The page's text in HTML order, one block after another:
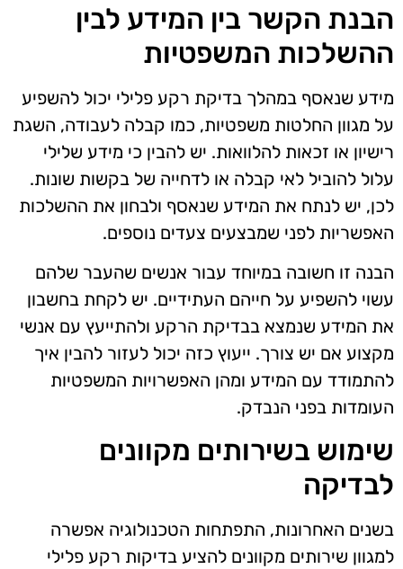
הבנת הקשר בין המידע לבין
ההשלכות המשפטיות
מידע שנאסף במהלך בדיקת רקע פלילי יכול להשפיע
על מגוון החלטות משפטיות, כמו קבלה לעבודה, השגת
רישיון או זכאות להלוואות. יש להבין כי מידע שלילי
עלול להוביל לאי קבלה או לדחייה של בקשות שונות.
לכן, יש לנתח את המידע שנאסף ולבחון את ההשלכות
האפשריות לפני שמבצעים צעדים נוספים.
הבנה זו חשובה במיוחד עבור אנשים שהעבר שלהם
עשוי להשפיע על חייהם העתידיים. יש לקחת בחשבון
את המידע שנמצא בבדיקת הרקע ולהתייעץ עם אנשי
מקצוע אם יש צורך. ייעוץ כזה יכול לעזור להבין איך
להתמודד עם המידע ומהן האפשרויות המשפטיות
העומדות בפני הנבדק.
שימוש בשירותים מקוונים
לבדיקה
בשנים האחרונות, התפתחות הטכנולוגיה אפשרה
למגוון שירותים מקוונים להציע בדיקות רקע פלילי